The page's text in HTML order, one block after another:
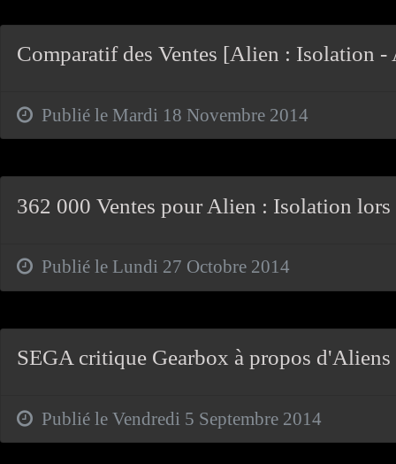
Comparatif des Ventes [Alien : Isolation
Publié le Mardi 18 Novembre 2014
362 000 Ventes pour Alien : Isolation lors
Publié le Lundi 27 Octobre 2014
SEGA critique Gearbox à propos
Publié le Vendredi 5 Septembre 2014